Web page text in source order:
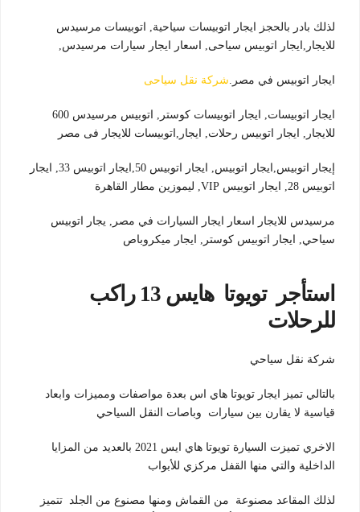
لذلك بادر بالحجز ايجار اتوبيسات سياحية, اتوبيسات مرسيدس
للايجار,ايجار اتوبيس سياحى, اسعار ايجار سيارات مرسيدس,
ايجار اتوبيس في مصر.شركة نقل سياحى
ايجار اتوبيسات, ايجار اتوبيسات كوستر, اتوبيس مرسيدس 600
للايجار, ايجار اتوبيس رحلات, ايجار,اتوبيسات للايجار فى مصر
إيجار اتوبيس,ايجار اتوبيس, ايجار اتوبيس 50,ايجار اتوبيس 33, ايجار
اتوبيس 28, ايجار اتوبيس VIP, ليموزين مطار القاهرة
مرسيدس للايجار اسعار ايجار السيارات في مصر, يجار اتوبيس
سياحي, ايجار اتوبيس كوستر, ايجار ميكروباص
استأجر تويوتا هايس 13 راكب
للرحلات
شركة نقل سياحي
بالتالي تميز ايجار تويوتا هاي اس بعدة مواصفات ومميزات وابعاد
قياسية لا يقارن بين سيارات وباصات النقل السياحي
الاخري تميزت السيارة تويوتا هاي ايس 2021 بالعديد من المزايا
الداخلية والتي منها القفل مركزي للأبواب
لذلك المقاعد مصنوعة من القماش ومنها مصنوع من الجلد تتميز